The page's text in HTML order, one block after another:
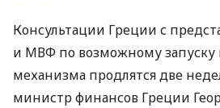
Консультации Греции с
и МВФ по возможному запуску
механизма продлятся две
министр финансов Греции